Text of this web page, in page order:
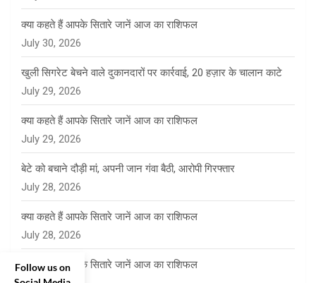
क्या कहते हैं आपके सितारे जानें आज का राशिफल
July 30, 2026
खुली सिगरेट बेचने वाले दुकानदारों पर कार्रवाई, 20 हज़ार के चालान काटे
July 29, 2026
क्या कहते हैं आपके सितारे जानें आज का राशिफल
July 29, 2026
बेटे को बचाने दौड़ी मां, अपनी जान गंवा बैठी, आरोपी गिरफ्तार
July 28, 2026
क्या कहते हैं आपके सितारे जानें आज का राशिफल
July 28, 2026
क्या कहते हैं आपके सितारे जानें आज का राशिफल
Follow us on